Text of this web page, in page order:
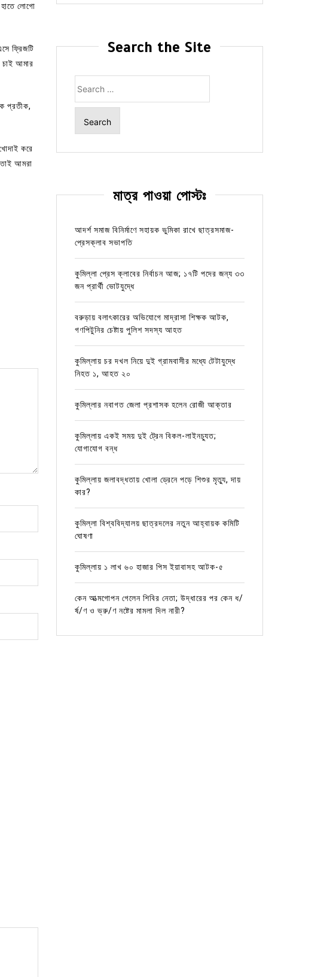
লোগো
ফ্রিজটি
আমার
প্রতীক,
করে
আমরা
Search the Site
for:
মাত্র পাওয়া পোস্টঃ
আদর্শ সমাজ বিনির্মাণে সহায়ক ভুমিকা রাখে ছাত্রসমাজ-
প্রেসক্লাব সভাপতি
কুমিল্লা প্রেস ক্লাবের নির্বাচন আজ; ১৭টি পদের জন্য ৩৩
জন প্রার্থী ভোটযুদ্ধে
বরুড়ায় বলাৎকারের অভিযোগে মাদ্রাসা শিক্ষক আটক,
গণপিটুনির চেষ্টায় পুলিশ সদস্য আহত
কুমিল্লায় চর দখল নিয়ে দুই গ্রামবাসীর মধ্যে টেটাযুদ্ধে
নিহত ১, আহত ২০
কুমিল্লার নবাগত জেলা প্রশাসক হলেন রোজী আক্তার
কুমিল্লায় একই সময় দুই ট্রেন বিকল-লাইনচ্যুত;
যোগাযোগ বন্ধ
কুমিল্লায় জলাবদ্ধতায় খোলা ড্রেনে পড়ে শিশুর মৃত্যু, দায়
কার?
কুমিল্লা বিশ্ববিদ্যালয় ছাত্রদলের নতুন আহ্বায়ক কমিটি
ঘোষণা
কুমিল্লায় ১ লাখ ৬০ হাজার পিস ইয়াবাসহ আটক-৫
কেন আত্মগোপন গেলেন শিবির নেতা; উদ্ধারের পর কেন ধ/
র্ষ/ণ ও ভ্রু/ণ নষ্টের মামলা দিল নারী?